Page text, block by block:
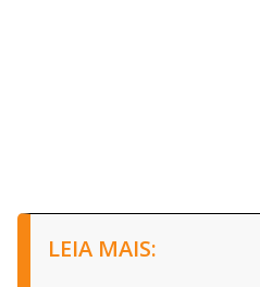
LEIA MAIS: